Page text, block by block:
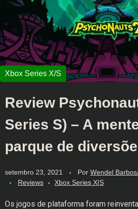
Review
Series S) – A
parque de
setembro 23, 2021 Por Wendel
Reviews
Xbox Series X|S
Os jogos de plataforma foram